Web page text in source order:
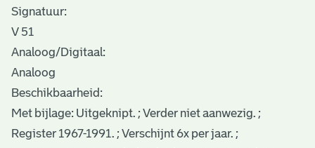
Signatuur:
V 51
Analoog/Digitaal:
Analoog
Beschikbaarheid:
Met bijlage: Uitgeknipt. ; Verder niet aanwezig. ;
Register 1967-1991. ; Verschijnt 6x per jaar. ;